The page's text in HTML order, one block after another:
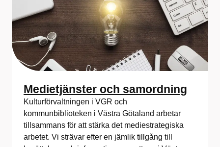
Medietjänster och samordning
Kulturförvaltningen i VGR och
kommunbiblioteken i Västra Götaland arbetar
tillsammans för att stärka det mediestrategiska
arbetet. Vi strävar efter en jämlik tillgång till